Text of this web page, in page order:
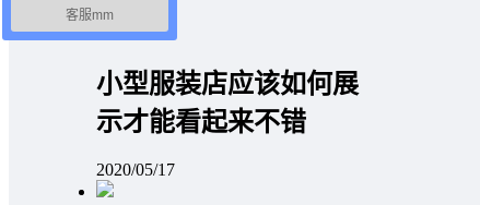
小型服装店应该如何展
示才能看起来不错
2020/05/17
客服mm